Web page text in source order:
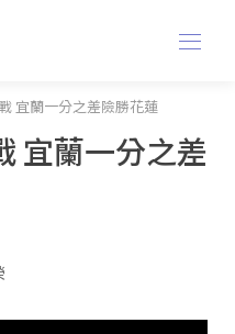
宜蘭一分之差險勝花蓮
宜蘭一分之差